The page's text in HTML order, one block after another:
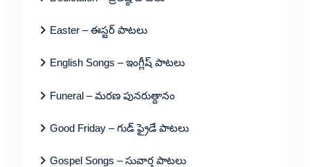
Easter – ఈస్టర్ పాటలు
English Songs – ఇంగ్లీష్ పాటలు
Funeral – మరణ పునరుత్దానం
Good Friday – గుడ్ ఫ్రైడే పాటలు
Gospel Songs – సువార్త పాటలు